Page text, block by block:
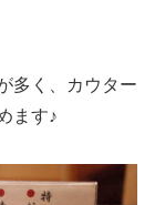
多く、カウター
ます♪